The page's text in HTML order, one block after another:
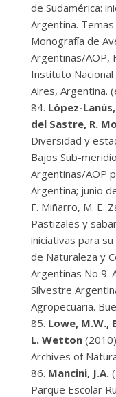
de Sudamérica:
Argentina.
Monografía de
Argentinas/AOP,
Instituto
Aires, Argentina. (
López-
del Sastre, R.
Diversidad y
Bajos Sub-
Argentinas/AOP
Argentina; junio
F. Miñarro, M. E.
Pastizales y
iniciativas para
de Naturaleza y
Argentinas No 9.
Silvestre
Agropecuaria.
Lowe, M.W.,
L. Wetton
Archives of
Mancini, J.A.
Parque Escolar